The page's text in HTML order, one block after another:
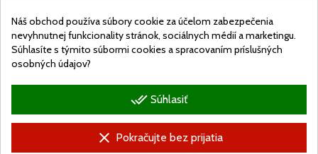
POLOHA OBCHODU
Náš obchod používa súbory cookie za účelom zabezpečenia
nevyhnutnej funkcionality stránok, sociálnych médií a marketingu.
Súhlasíte s týmito súbormi cookies a spracovaním príslušných
osobných údajov?
done_all Súhlasiť
clear Pokračujte bez prijatia